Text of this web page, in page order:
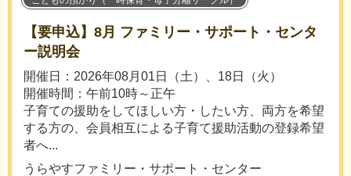
【要申込】8月 ファミリー・サポート・センタ
ー説明会
開催日：2026年08月01日（土）、18日（火）
開催時間：午前10時～正午
子育ての援助をしてほしい方・したい方、両方を希望
する方の、会員相互による子育て援助活動の登録希望
者へ...
うらやすファミリー・サポート・センター